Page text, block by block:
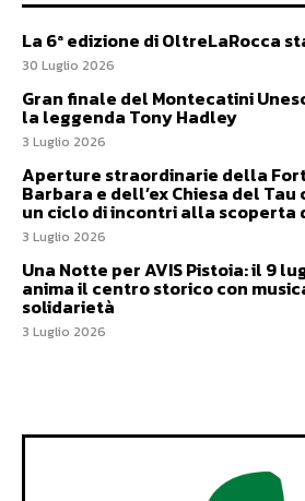
La 6ª edizione di OltreLaRocca
30 Luglio 2026
Gran finale del Montecatini
la leggenda Tony Hadley
3 Luglio 2026
Aperture straordinarie della
Barbara e dell’ex Chiesa del Tau
un ciclo di incontri alla scoperta
3 Luglio 2026
Una Notte per AVIS Pistoia: il 9
anima il centro storico con
solidarietà
3 Luglio 2026